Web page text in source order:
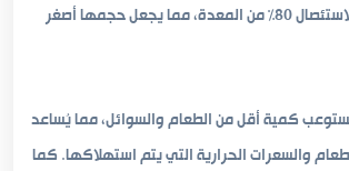
الدباسات الجراحية لاستئصال 80٪ من المعدة، مما يجعل حجمها أصغر
كمية أقل من الطعام والسوائل، مما يُساعد
والسعرات الحرارية التي يتم استهلاكها. كما